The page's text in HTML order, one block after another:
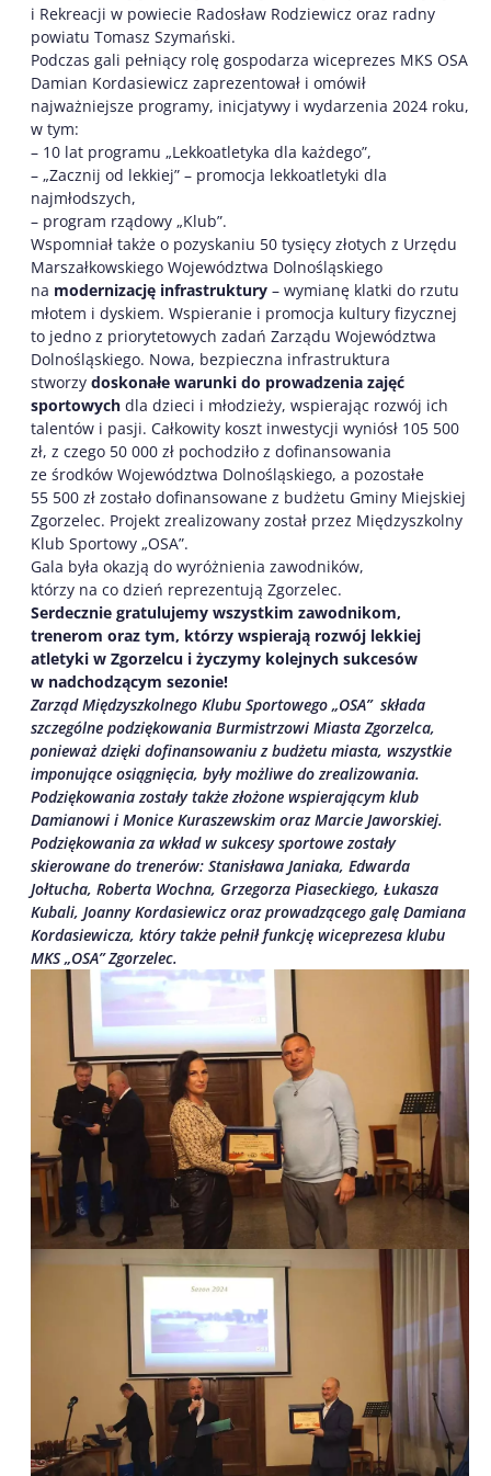
i Rekreacji w powiecie Radosław Rodziewicz oraz radny
powiatu Tomasz Szymański.
Podczas gali pełniący rolę gospodarza wiceprezes MKS OSA
Damian Kordasiewicz zaprezentował i omówił
najważniejsze programy, inicjatywy i wydarzenia 2024 roku,
w tym:
– 10 lat programu „Lekkoatletyka dla każdego”,
– „Zacznij od lekkiej” – promocja lekkoatletyki dla
najmłodszych,
– program rządowy „Klub”.
Wspomniał także o pozyskaniu 50 tysięcy złotych z Urzędu
Marszałkowskiego Województwa Dolnośląskiego
na modernizację infrastruktury – wymianę klatki do rzutu
młotem i dyskiem. Wspieranie i promocja kultury fizycznej
to jedno z priorytetowych zadań Zarządu Województwa
Dolnośląskiego. Nowa, bezpieczna infrastruktura
stworzy doskonałe warunki do prowadzenia zajęć
sportowych dla dzieci i młodzieży, wspierając rozwój ich
talentów i pasji. Całkowity koszt inwestycji wyniósł 105 500
zł, z czego 50 000 zł pochodziło z dofinansowania
ze środków Województwa Dolnośląskiego, a pozostałe
55 500 zł zostało dofinansowane z budżetu Gminy Miejskiej
Zgorzelec. Projekt zrealizowany został przez Międzyszkolny
Klub Sportowy „OSA”.
Gala była okazją do wyróżnienia zawodników,
którzy na co dzień reprezentują Zgorzelec.
Serdecznie gratulujemy wszystkim zawodnikom,
trenerom oraz tym, którzy wspierają rozwój lekkiej
atletyki w Zgorzelcu i życzymy kolejnych sukcesów
w nadchodzącym sezonie!
Zarząd Międzyszkolnego Klubu Sportowego „OSA” składa
szczególne podziękowania Burmistrzowi Miasta Zgorzelca,
ponieważ dzięki dofinansowaniu z budżetu miasta, wszystkie
imponujące osiągnięcia, były możliwe do zrealizowania.
Podziękowania zostały także złożone wspierającym klub
Damianowi i Monice Kuraszewskim oraz Marcie Jaworskiej.
Podziękowania za wkład w sukcesy sportowe zostały
skierowane do trenerów: Stanisława Janiaka, Edwarda
Jołtucha, Roberta Wochna, Grzegorza Piaseckiego, Łukasza
Kubali, Joanny Kordasiewicz oraz prowadzącego galę Damiana
Kordasiewicza, który także pełnił funkcję wiceprezesa klubu
MKS „OSA” Zgorzelec.